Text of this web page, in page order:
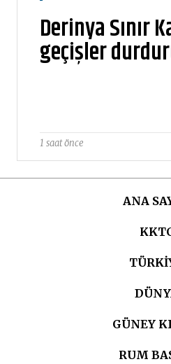
Derinya Sınır
geçişler
1 saat önce
ANA
GÜNEY
RUM